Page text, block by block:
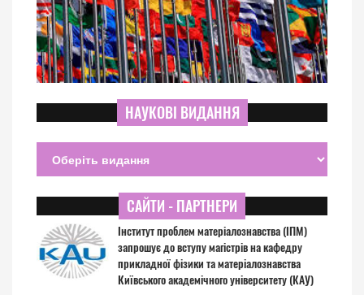
НАУКОВІ ВИДАННЯ
САЙТИ - ПАРТНЕРИ
Інститут проблем матеріалознавства (ІПМ)
запрошує до вступу магістрів на кафедру
прикладної фізики та матеріалознавства
Київського академічного університету (КАУ)